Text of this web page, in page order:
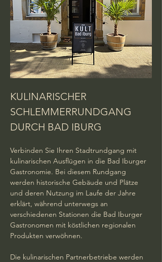
KULINARISCHER
SCHLEMMERRUNDGANG
DURCH BAD IBURG
Verbinden Sie Ihren Stadtrundgang mit
kulinarischen Ausflügen in die Bad Iburger
Gastronomie. Bei diesem Rundgang
werden historische Gebäude und Plätze
und deren Nutzung im Laufe der Jahre
erklärt, während unterwegs an
verschiedenen Stationen die Bad Iburger
Gastronomen mit köstlichen regionalen
Produkten verwöhnen.
Die kulinarischen Partnerbetriebe werden